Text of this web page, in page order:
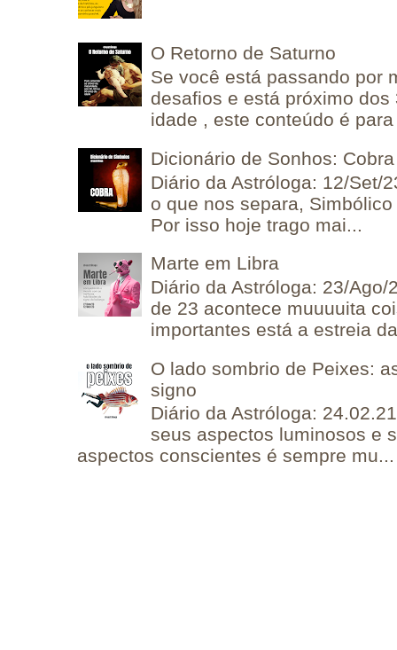
O Retorno de Saturno
Se você está passando por
desafios e está próximo
idade , este conteúdo é
Dicionário de Sonhos: Cobra
Diário da Astróloga: 12/Set/
o que nos separa,
Por isso hoje trago mai...
Marte em Libra
Diário da Astróloga: 23/
de 23 acontece muuuuita
importantes está a estreia
O lado sombrio de Peixes:
signo
Diário da Astróloga:
seus aspectos luminosos e
aspectos conscientes é sempre mu...